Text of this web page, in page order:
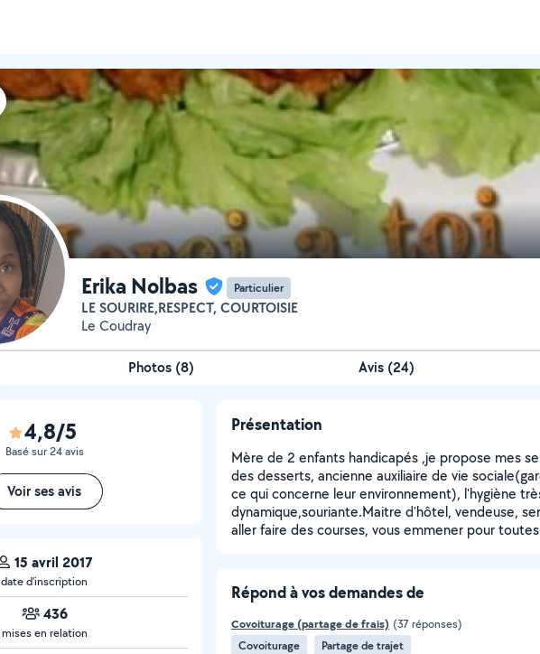
Erika Nolbas Particulier
LE SOURIRE,RESPECT, COURTOISIE
Le Coudray
Photos (8) Avis (24)
4,8/5
Basé sur 24 avis
Voir ses avis
15 avril 2017
date d’inscription
436
mises en relation
Présentation
Mère de 2 enfants handicapés ,je propose mes
des desserts, ancienne auxiliaire de vie
ce qui concerne leur environnement), l'hygiène
dynamique,souriante.Maitre d'hôtel, vendeuse,
aller faire des courses, vous emmener pour
Répond à vos demandes de
Covoiturage (partage de frais) (37 réponses)
Covoiturage
Partage de trajet